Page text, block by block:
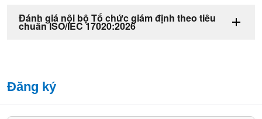
Đánh giá nội bộ Tổ chức giám định theo tiêu
chuẩn ISO/IEC 17020:2026
Đăng ký